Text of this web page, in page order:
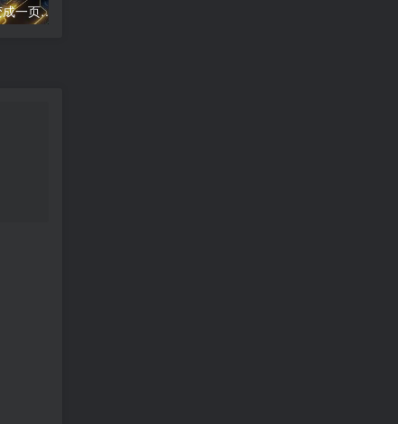
word文档怎么把两页变成一页;两页合为一：新篇崭现